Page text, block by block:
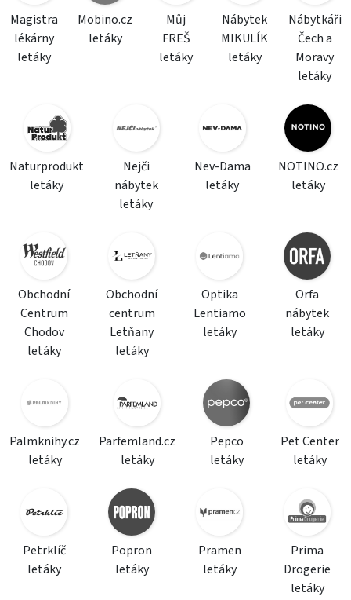
Magistra
lékárny
letáky
Mobino.cz
letáky
Můj
FREŠ
letáky
Nábytek
MIKULÍK
letáky
Nábytkáři
Čech a
Moravy
letáky
Naturprodukt
letáky
Nejči
nábytek
letáky
Nev-Dama
letáky
NOTINO.cz
letáky
Obchodní
Centrum
Chodov
letáky
Obchodní
centrum
Letňany
letáky
Optika
Lentiamo
letáky
Orfa
nábytek
letáky
Palmknihy.cz
letáky
Parfemland.cz
letáky
Pepco
letáky
Pet Center
letáky
Petrklíč
letáky
Popron
letáky
Pramen
letáky
Prima
Drogerie
letáky